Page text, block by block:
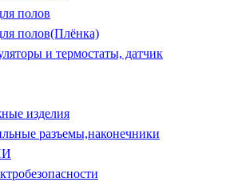
полов
полов(Плёнка)
и термостаты, датчик
изделия
разъемы,наконечники